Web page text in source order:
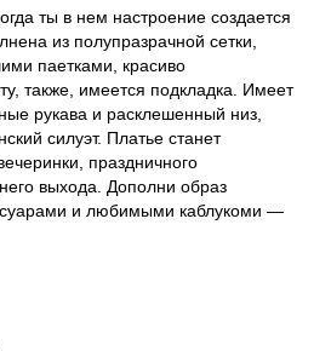
ты в нем настроение создается
из полупразрачной сетки,
паетками, красиво
также, имеется подкладка. Имеет
рукава и расклешенный низ,
силуэт. Платье станет
праздничного
выхода. Дополни образ
и любимыми каблукоми —